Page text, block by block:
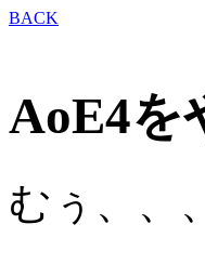
BACK
AoE4を
むぅ、、、